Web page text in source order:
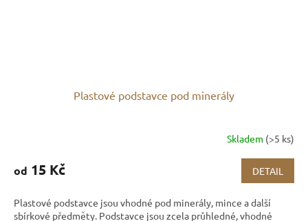
Plastové podstavce pod minerály
Skladem (>5 ks)
od 15 Kč DETAIL
Plastové podstavce jsou vhodné pod minerály, mince a další
sbírkové předměty. Podstavce jsou zcela průhledné, vhodné